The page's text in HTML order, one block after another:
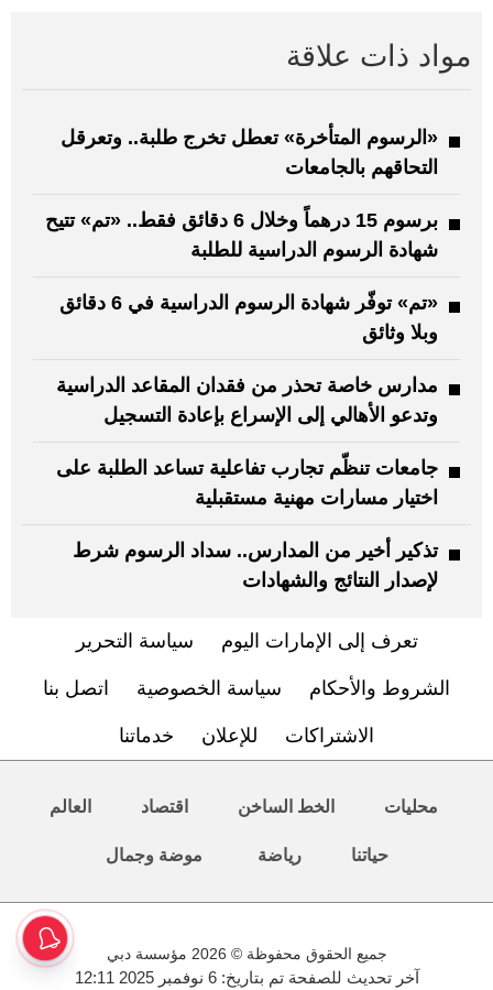
مواد ذات علاقة
«الرسوم المتأخرة» تعطل تخرج طلبة.. وتعرقل
التحاقهم بالجامعات
برسوم 15 درهماً وخلال 6 دقائق فقط.. «تم» تتيح
شهادة الرسوم الدراسية للطلبة
«تم» توفّر شهادة الرسوم الدراسية في 6 دقائق
وبلا وثائق
مدارس خاصة تحذر من فقدان المقاعد الدراسية
وتدعو الأهالي إلى الإسراع بإعادة التسجيل
جامعات تنظّم تجارب تفاعلية تساعد الطلبة على
اختيار مسارات مهنية مستقبلية
تذكير أخير من المدارس.. سداد الرسوم شرط
لإصدار النتائج والشهادات
تعرف إلى الإمارات اليوم سياسة التحرير
الشروط والأحكام سياسة الخصوصية اتصل بنا
الاشتراكات للإعلان خدماتنا
محليات الخط الساخن اقتصاد العالم
حياتنا رياضة موضة وجمال
جميع الحقوق محفوظة © 2026 مؤسسة دبي
آخر تحديث للصفحة تم بتاريخ: 6 نوفمبر 2025 12:11